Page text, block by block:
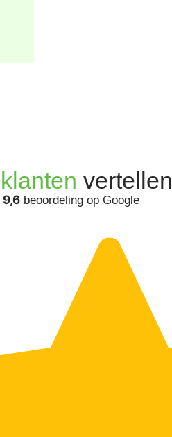
klanten vertellen
9,6 beoordeling op Google